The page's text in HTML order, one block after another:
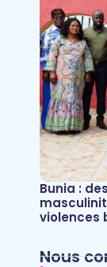
Bunia :
violences
Nous